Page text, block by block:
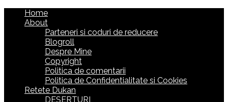
Home
About
Parteneri si coduri de reducere
Blogroll
Despre Mine
Copyright
Politica de comentarii
Politica de Confidentialitate si Cookies
Retete Dukan
DESERTURI